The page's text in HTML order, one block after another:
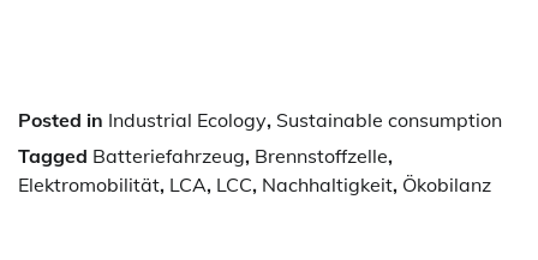
Posted in Industrial Ecology, Sustainable consumption
Tagged Batteriefahrzeug, Brennstoffzelle,
Elektromobilität, LCA, LCC, Nachhaltigkeit, Ökobilanz